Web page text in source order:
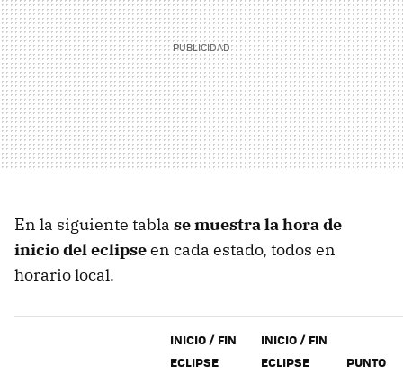
En la siguiente tabla se muestra la hora de
inicio del eclipseen cada estado, todos en
horario local.
INICIO / FIN
ECLIPSE
INICIO / FIN
ECLIPSE
PUNTO